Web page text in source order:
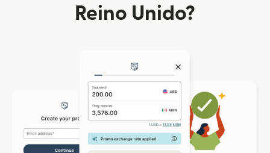
Reino Unido?